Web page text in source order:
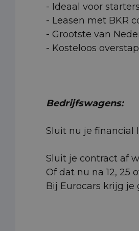
- Ideaal voor
- Leasen met BKR
- Grootste van
- Kosteloos
Bedrijfswagens:
Sluit nu je financial
Sluit je contract af
Of dat nu na 12, 25
Bij Eurocars krijg je